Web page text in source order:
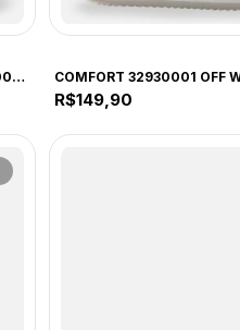
COMFORT 33020001 PRETO 39 PTO 33020001 PRETO
R$149,90